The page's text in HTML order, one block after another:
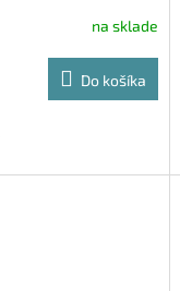
na sklade
Do košíka